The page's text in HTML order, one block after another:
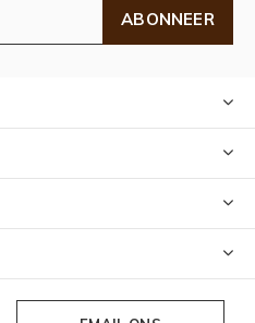
ABONNEER